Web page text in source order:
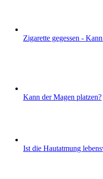
Zigarette gegessen -
Kann der Magen platzen?
Ist die Hautatmung